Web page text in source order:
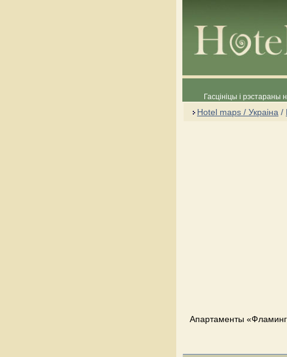
Гасцініцы і рэстараны
Hotel maps / Украіна /
Апартаменты